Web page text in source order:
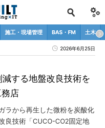
施工・現場管理 BAS・FM 土木
2026年6月25日
する地盤改良技術を
店
ラから再生した微粉を炭酸化
良技術「CUCO-CO2固定地